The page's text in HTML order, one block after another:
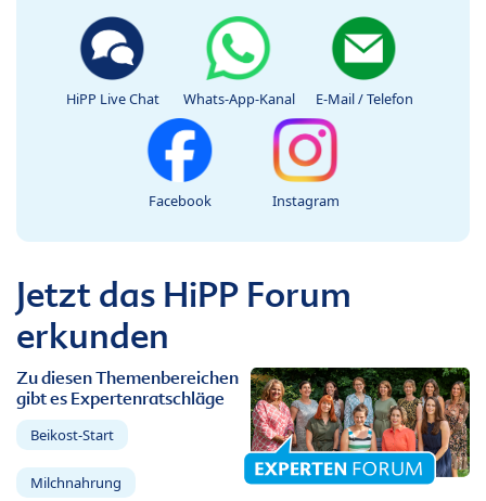
HiPP Live Chat Whats-App-Kanal E-Mail / Telefon
Facebook Instagram
Jetzt das HiPP Forum
erkunden
Zu diesen Themenbereichen
gibt es Expertenratschläge
Beikost-Start
Milchnahrung